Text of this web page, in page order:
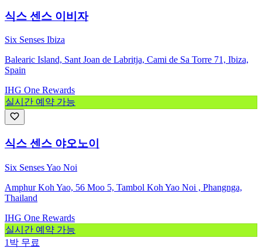
식스 센스 이비자
Six Senses Ibiza
Balearic Island, Sant Joan de Labritja, Cami de Sa Torre 71, Ibiza,
Spain
IHG One Rewards
실시간 예약 가능
식스 센스 야오노이
Six Senses Yao Noi
Amphur Koh Yao, 56 Moo 5, Tambol Koh Yao Noi , Phangnga,
Thailand
IHG One Rewards
실시간 예약 가능
1박 무료